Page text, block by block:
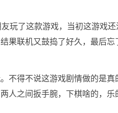
玩了这款游戏，当初这游戏
果联机又鼓捣了好久，最后
不得不说这游戏剧情做的是
人之间扳手腕，下棋啥的，乐